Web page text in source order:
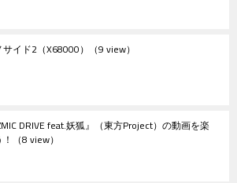
イド2（X68000） （9 view）
DRIVE feat.妖狐』（東方Project）の動画を楽
（8 view）